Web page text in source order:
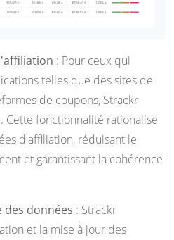
: Pour ceux qui
telles que des sites de
de coupons, Strackr
Cette fonctionnalité rationalise
d'affiliation, réduisant le
et garantissant la cohérence
des données : Strackr
et la mise à jour des